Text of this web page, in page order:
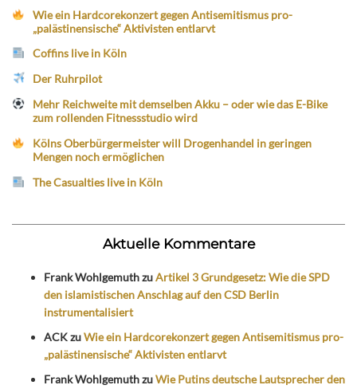
Wie ein Hardcorekonzert gegen Antisemitismus pro-
„palästinensische“ Aktivisten entlarvt
Coffins live in Köln
Der Ruhrpilot
Mehr Reichweite mit demselben Akku – oder wie das E-Bike
zum rollenden Fitnessstudio wird
Kölns Oberbürgermeister will Drogenhandel in geringen
Mengen noch ermöglichen
The Casualties live in Köln
Aktuelle Kommentare
Frank WohlgemuthzuArtikel 3 Grundgesetz: Wie die SPD
den islamistischen Anschlag auf den CSD Berlin
instrumentalisiert
ACKzuWie ein Hardcorekonzert gegen Antisemitismus pro-
„palästinensische“ Aktivisten entlarvt
Frank WohlgemuthzuWie Putins deutsche Lautsprecher den